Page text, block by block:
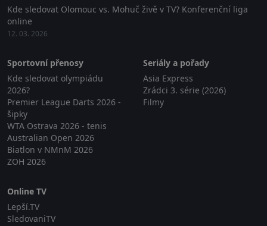
Kde sledovat Olomouc vs. Mohuč živě v TV? Konferenční liga
online
12. 03. 2026
Sportovní přenosy
Kde sledovat olympiádu
2026?
Premier League Darts 2026 -
šipky
WTA Ostrava 2026 - tenis
Australian Open 2026
Biatlon v NMnM 2026
ZOH 2026
Seriály a pořady
Asia Express
Zrádci 3. série (2026)
Filmy
Online TV
Lepší.TV
SledovaniTV